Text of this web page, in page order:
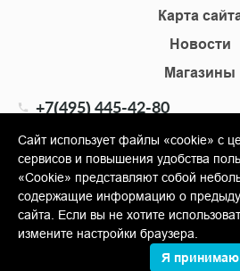
Карта
Новости
Магазины
+7(495) 445-42-80
info@shopkm.ru
© Copyright 2013-2026 KERAMA
Керамика»
Сайт использует файлы «cookie» с
сервисов и повышения удобства
«Cookie» представляют собой
содержащие информацию о
сайта. Если вы не хотите
измените настройки браузера.
Я принимаю